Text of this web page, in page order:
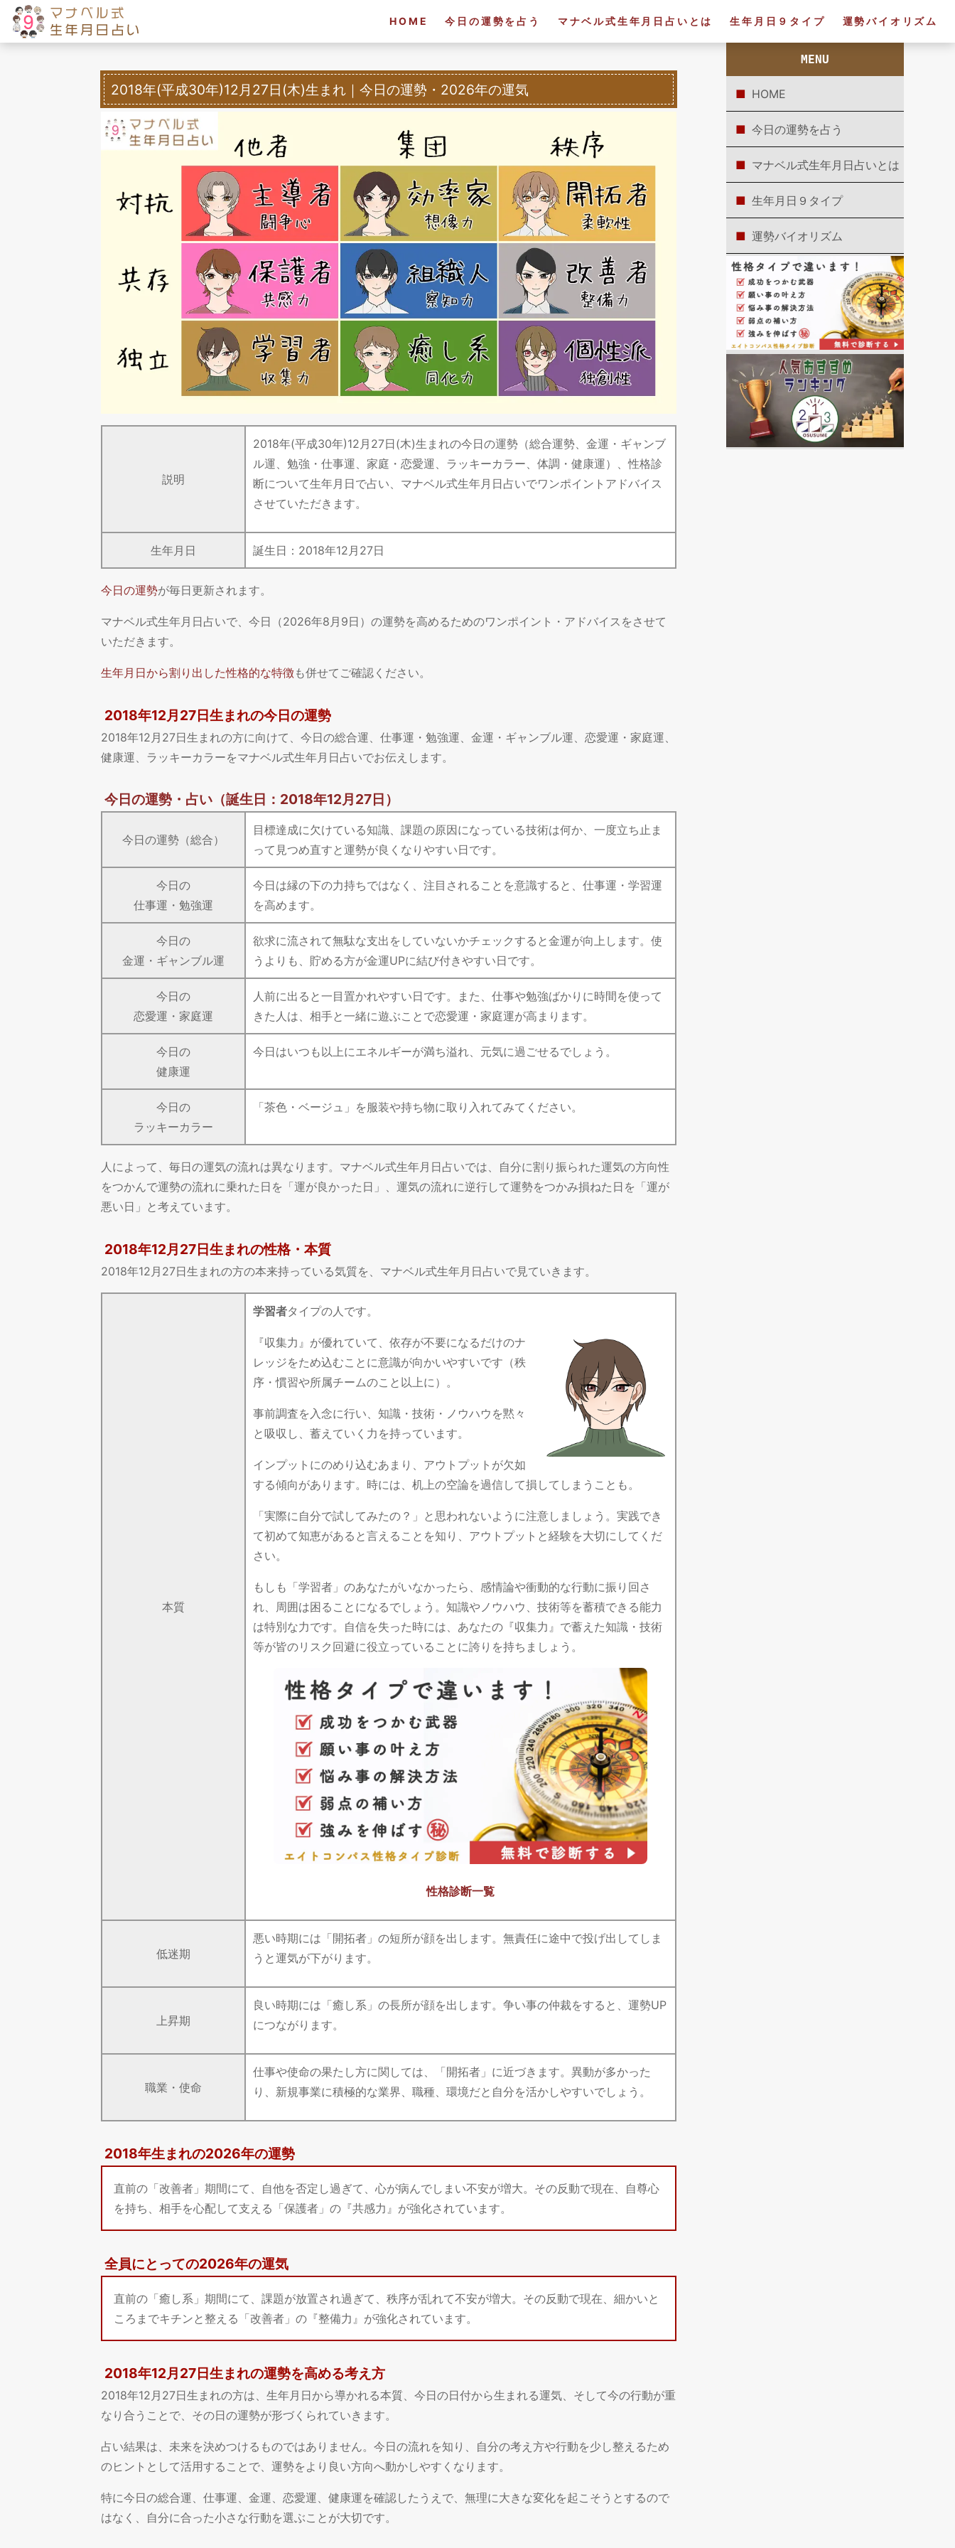
HOME 今日の運勢を占う マナベル式生年月日占いとは 生年月日９タイプ 運勢バイオリズム
2018年(平成30年)12月27日(木)生まれ ｜今日の運勢・2026年の運気
説明
2018年(平成30年)12月27日(木)生まれの今日の運勢（総合運勢、金運・ギャンブ
ル運、勉強・仕事運、家庭・恋愛運、ラッキーカラー、体調・健康運）、性格診
断について生年月日で占い、マナベル式生年月日占いでワンポイントアドバイス
させていただきます。
生年月日 誕生日： 2018年12 月 27日
今日の運勢が毎日更新されます。
マナベル式生年月日占いで、今日（2026年8月9日）の運勢を高めるためのワンポイント・アドバイスをさせて
いただきます。
生年月日から割り出した性格的な特徴も併せてご確認ください。
2018年12月27日生まれの今日の運勢
2018年12月27日生まれの方に向けて、今日の総合運、仕事運・勉強運、金運・ギャンブル運、恋愛運・家庭運、
健康運、ラッキーカラーをマナベル式生年月日占いでお伝えします。
今日の運勢・占い（誕生日：2018年12月27日）
今日の運勢（総合）
目標達成に欠けている知識、課題の原因になっている技術は何か、一度立ち止ま
って見つめ直すと運勢が良くなりやすい日です。
今日の
仕事運・勉強運
今日は縁の下の力持ちではなく、注目されることを意識すると、仕事運・学習運
を高めます。
今日の
金運・ギャンブル運
欲求に流されて無駄な支出をしていないかチェックすると金運が向上します。使
うよりも、貯める方が金運UPに結び付きやすい日です。
今日の
恋愛運・家庭運
人前に出ると一目置かれやすい日です。また、仕事や勉強ばかりに時間を使って
きた人は、相手と一緒に遊ぶことで恋愛運・家庭運が高まります。
今日の
健康運
今日はいつも以上にエネルギーが満ち溢れ、元気に過ごせるでしょう。
今日の
ラッキーカラー
「茶色・ベージュ」を服装や持ち物に取り入れてみてください。
人によって、毎日の運気の流れは異なります。マナベル式生年月日占いでは、自分に割り振られた運気の方向性
をつかんで運勢の流れに乗れた日を「運が良かった日」、運気の流れに逆行して運勢をつかみ損ねた日を「運が
悪い日」と考えています。
2018年12月27日生まれの性格・本質
2018年12月27日生まれの方の本来持っている気質を、マナベル式生年月日占いで見ていきます。
本質
学習者タイプの人です。
『収集力』が優れていて、依存が不要になるだけのナ
レッジをため込むことに意識が向かいやすいです（秩
序・慣習や所属チームのこと以上に）。
事前調査を入念に行い、知識・技術・ノウハウを黙々
と吸収し、蓄えていく力を持っています。
インプットにのめり込むあまり、アウトプットが欠如
する傾向があります。時には、机上の空論を過信して損してしまうことも。
「実際に自分で試してみたの？」と思われないように注意しましょう。実践でき
て初めて知恵があると言えることを知り、アウトプットと経験を大切にしてくだ
さい。
もしも「学習者」のあなたがいなかったら、感情論や衝動的な行動に振り回さ
れ、周囲は困ることになるでしょう。知識やノウハウ、技術等を蓄積できる能力
は特別な力です。自信を失った時には、あなたの『収集力』で蓄えた知識・技術
等が皆のリスク回避に役立っていることに誇りを持ちましょう。
性格診断一覧
低迷期
悪い時期には「開拓者」の短所が顔を出します。無責任に途中で投げ出してしま
うと運気が下がります。
上昇期
良い時期には「癒し系」の長所が顔を出します。争い事の仲裁をすると、運勢UP
につながります。
職業・使命
仕事や使命の果たし方に関しては、「開拓者」に近づきます。異動が多かった
り、新規事業に積極的な業界、職種、環境だと自分を活かしやすいでしょう。
2018年生まれの2026年の運勢
直前の「改善者」期間にて、自他を否定し過ぎて、心が病んでしまい不安が増大。その反動で現在、自尊心
を持ち、相手を心配して支える「保護者」の『共感力』が強化されています。
全員にとっての2026年の運気
直前の「癒し系」期間にて、課題が放置され過ぎて、秩序が乱れて不安が増大。その反動で現在、細かいと
ころまでキチンと整える「改善者」の『整備力』が強化されています。
2018年12月27日生まれの運勢を高める考え方
2018年12月27日生まれの方は、生年月日から導かれる本質、今日の日付から生まれる運気、そして今の行動が重
なり合うことで、その日の運勢が形づくられていきます。
占い結果は、未来を決めつけるものではありません。今日の流れを知り、自分の考え方や行動を少し整えるため
のヒントとして活用することで、運勢をより良い方向へ動かしやすくなります。
特に今日の総合運、仕事運、金運、恋愛運、健康運を確認したうえで、無理に大きな変化を起こそうとするので
はなく、自分に合った小さな行動を選ぶことが大切です。
MENU
HOME
今日の運勢を占う
マナベル式生年月日占いとは
生年月日９タイプ
運勢バイオリズム